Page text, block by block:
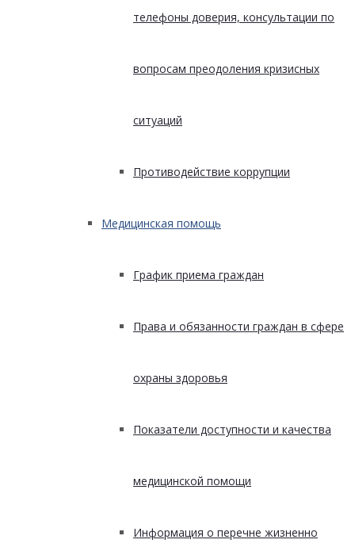
телефоны доверия, консультации по
вопросам преодоления кризисных
ситуаций
Противодействие коррупции
Медицинская помощь
График приема граждан
Права и обязанности граждан в сфере
охраны здоровья
Показатели доступности и качества
медицинской помощи
Информация о перечне жизненно